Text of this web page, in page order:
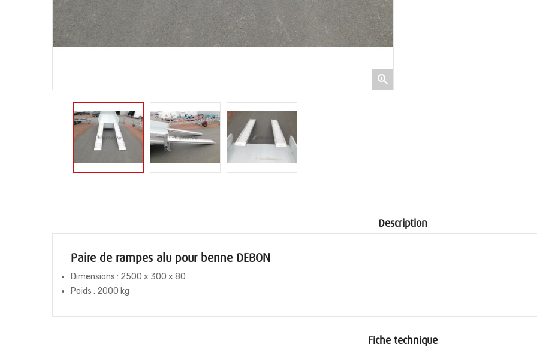

Description
Paire de rampes alu pour benne DEBON
Dimensions : 2500 x 300 x 80
Poids : 2000 kg
Fiche technique